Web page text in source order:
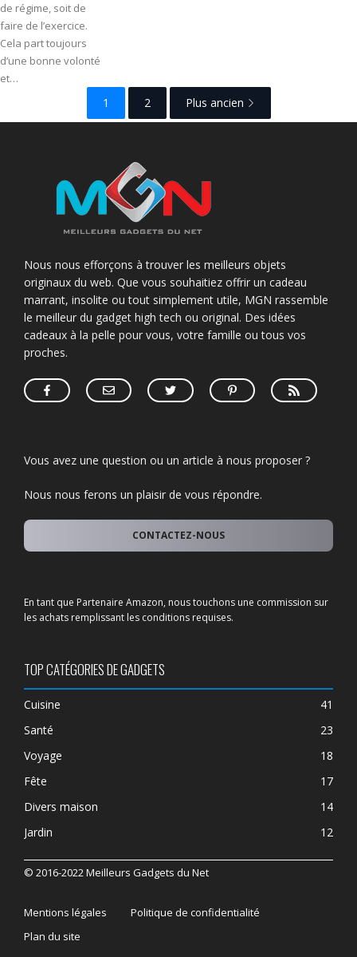
de régime, soit de
faire de l’exercice.
Cela part toujours
d’une bonne volonté
et…
1 2 Plus ancien
Nous nous efforçons à trouver les meilleurs objets
originaux du web. Que vous souhaitiez offrir un cadeau
marrant, insolite ou tout simplement utile, MGN rassemble
le meilleur du gadget high tech ou original. Des idées
cadeaux à la pelle pour vous, votre famille ou tous vos
proches.
Vous avez une question ou un article à nous proposer ?
Nous nous ferons un plaisir de vous répondre.
CONTACTEZ-NOUS
En tant que Partenaire Amazon, nous touchons une commission sur
les achats remplissant les conditions requises.
TOP CATÉGORIES DE GADGETS
Cuisine
41
Santé
23
Voyage
18
Fête
17
Divers maison
14
Jardin
12
© 2016-2022 Meilleurs Gadgets du Net
Mentions légales
Politique de confidentialité
Plan du site